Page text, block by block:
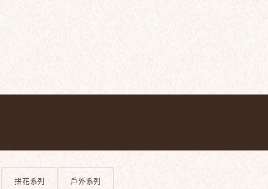
拼花系列 戶外系列